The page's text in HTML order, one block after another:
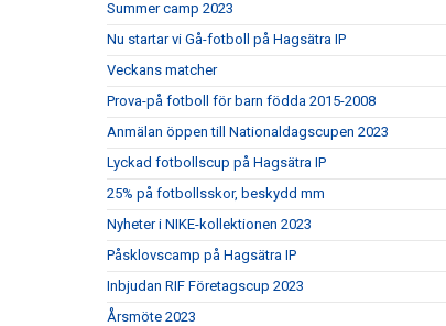
Summer camp 2023
Nu startar vi Gå-fotboll på Hagsätra IP
Veckans matcher
Prova-på fotboll för barn födda 2015-2008
Anmälan öppen till Nationaldagscupen 2023
Lyckad fotbollscup på Hagsätra IP
25% på fotbollsskor, beskydd mm
Nyheter i NIKE-kollektionen 2023
Påsklovscamp på Hagsätra IP
Inbjudan RIF Företagscup 2023
Årsmöte 2023